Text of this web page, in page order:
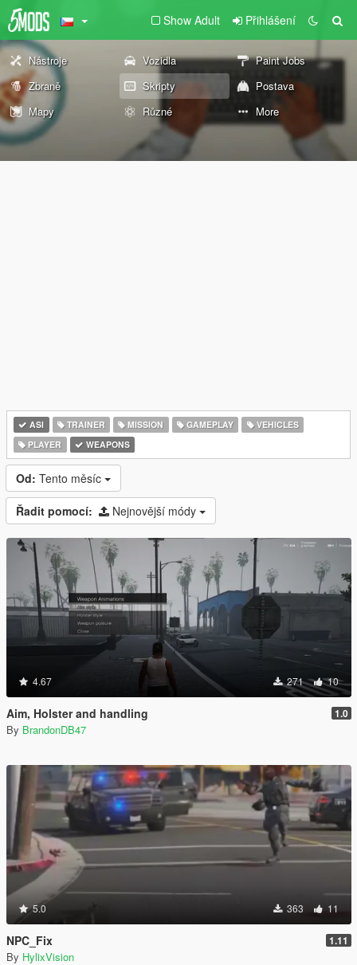
Show Adult Přihlášení
Nástroje Vozidla
Paint Jobs
Zbraně
Skripty
Postava
Mapy
Různé More
ASI TRAINER MISSION GAMEPLAY
VEHICLES
PLAYER
WEAPONS
Od: Tento měsíc
Řadit pomocí: Nejnovější módy
4.67 271 10
Aim, Holster and handling 1.0
By BrandonDB47
5.0 363 11
NPC_Fix 1.11
By HylixVision